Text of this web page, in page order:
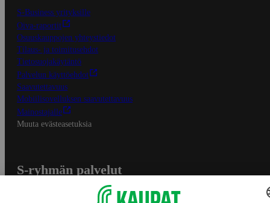
S-Business yrityksille
Oiva-raportit
Osuuskauppojen yhteystiedot
Tilaus- ja toimitusehdot
Tietosuojakäytäntö
Palvelun käyttöehdot
Saavutettavuus
Mobiilisovelluksen saavutettavuus
Mainostajalle
Muuta evästeasetuksia
S-ryhmän palvelut